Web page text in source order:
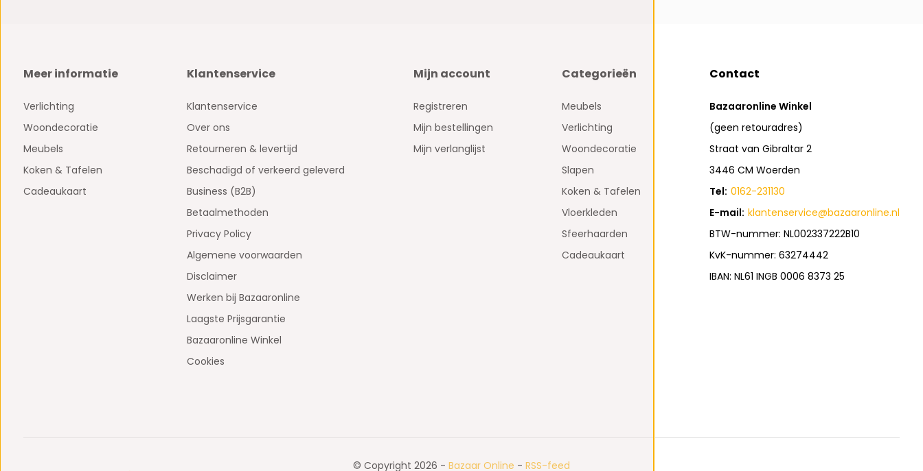
Meer informatie
Verlichting
Woondecoratie
Meubels
Koken & Tafelen
Cadeaukaart
Klantenservice
Klantenservice
Over ons
Retourneren & levertijd
Beschadigd of verkeerd geleverd
Business (B2B)
Betaalmethoden
Privacy Policy
Algemene voorwaarden
Disclaimer
Werken bij Bazaaronline
Laagste Prijsgarantie
Bazaaronline Winkel
Cookies
Mijn account
Registreren
Mijn bestellingen
Mijn verlanglijst
Categorieën
Meubels
Verlichting
Woondecoratie
Slapen
Koken & Tafelen
Vloerkleden
Sfeerhaarden
Cadeaukaart
Contact
Bazaaronline Winkel
(geen retouradres)
Straat van Gibraltar 2
3446 CM Woerden
Tel: 0162-231130
E-mail: klantenservice@bazaaronline.nl
BTW-nummer: NL002337222B10
KvK-nummer: 63274442
IBAN: NL61 INGB 0006 8373 25
© Copyright 2026 - Bazaar Online - RSS-feed